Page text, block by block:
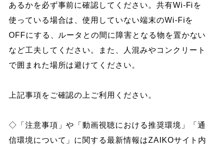
あるかを必ず事前に確認してください。共有Wi-Fiを
使っている場合は、使用していない端末のWi-Fiを
OFFにする、ルータとの間に障害となる物を置かない
など工夫してください。また、人混みやコンクリート
で囲まれた場所は避けてください。
上記事項をご確認の上ご利用ください。
◇「注意事項」や「動画視聴における推奨環境」「通
信環境について」に関する最新情報はZAIKOサイト内